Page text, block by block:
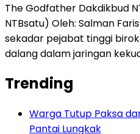
The Godfather Dakdikbud
NTBsatu) Oleh: Salman
sekadar pejabat tinggi
dalang dalam jaringan
Trending
Warga Tutup Paksa
Pantai Lungkak